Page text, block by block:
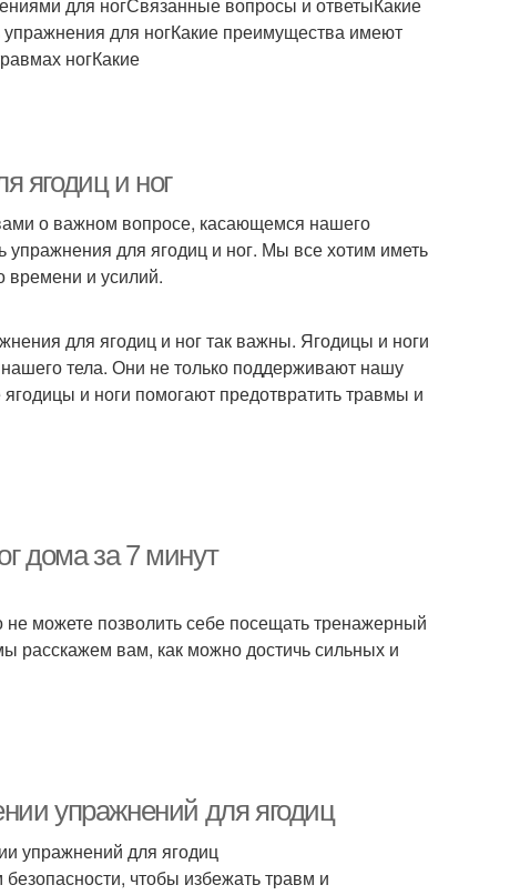
для ногКакие преимущества имеют
ногКакие
ягодиц и ног
о важном вопросе, касающемся нашего
упражнения для ягодиц и ног. Мы все хотим иметь
времени и усилий.
для ягодиц и ног так важны. Ягодицы и ноги
тела. Они не только поддерживают нашу
и ноги помогают предотвратить травмы и
дома за 7 минут
не можете позволить себе посещать тренажерный
расскажем вам, как можно достичь сильных и
упражнений для ягодиц
упражнений для ягодиц
чтобы избежать травм и